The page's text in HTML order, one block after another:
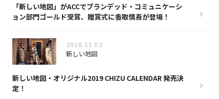
「新しい地図」がACCでブランデッド・コミュニケーシ
ョン部門ゴールド受賞、贈賞式に香取慎吾が登場！
2018.11.02
新しい地図
新しい地図・オリジナル2019 CHIZU CALENDAR 発売決
定！